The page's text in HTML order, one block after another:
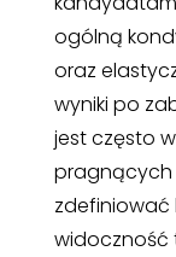
ogólną
oraz
wyniki po
jest często
pragnących
zdefiniować
widoczność